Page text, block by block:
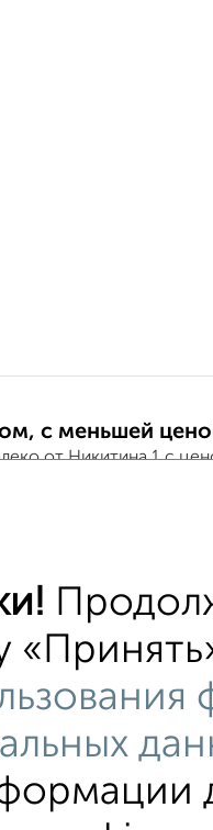
с меньшей
от Никитина 1 с
район
отоплением
санузлом